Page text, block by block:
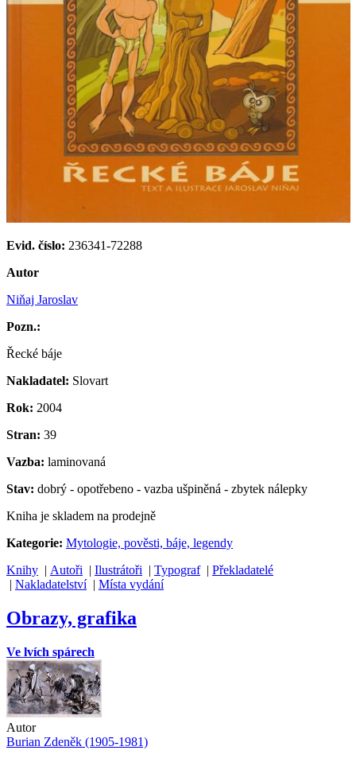
Evid. číslo: 236341-72288
Autor
Niňaj Jaroslav
Pozn.:
Řecké báje
Nakladatel: Slovart
Rok: 2004
Stran: 39
Vazba: laminovaná
Stav: dobrý - opotřebeno - vazba ušpiněná - zbytek nálepky
Kniha je skladem na prodejně
Kategorie: Mytologie, pověsti, báje, legendy
Knihy | Autoři | Ilustrátoři | Typograf| Překladatelé
| Nakladatelství| Místa vydání
Obrazy, grafika
Ve lvích spárech
Autor
Burian Zdeněk (1905-1981)